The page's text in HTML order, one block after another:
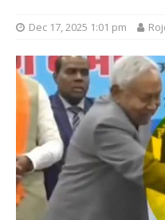
Dec 17, 2025 1:01 pm